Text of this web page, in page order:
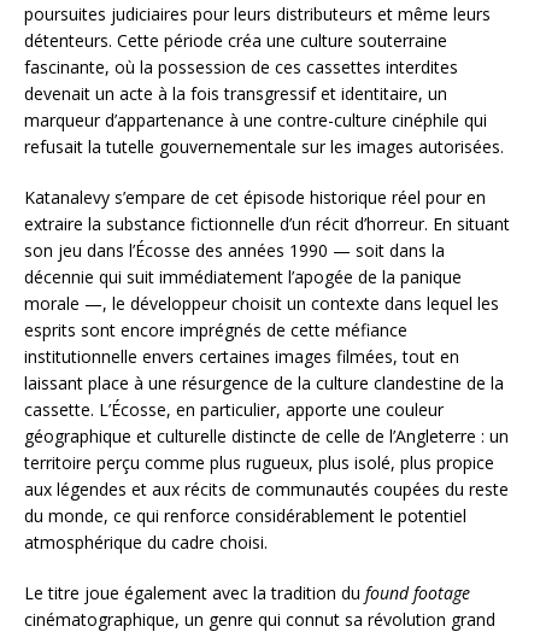
poursuites judiciaires pour leurs distributeurs et même leurs
détenteurs. Cette période créa une culture souterraine
fascinante, où la possession de ces cassettes interdites
devenait un acte à la fois transgressif et identitaire, un
marqueur d’appartenance à une contre-culture cinéphile qui
refusait la tutelle gouvernementale sur les images autorisées.
Katanalevy s’empare de cet épisode historique réel pour en
extraire la substance fictionnelle d’un récit d’horreur. En situant
son jeu dans l’Écosse des années 1990 — soit dans la
décennie qui suit immédiatement l’apogée de la panique
morale —, le développeur choisit un contexte dans lequel les
esprits sont encore imprégnés de cette méfiance
institutionnelle envers certaines images filmées, tout en
laissant place à une résurgence de la culture clandestine de la
cassette. L’Écosse, en particulier, apporte une couleur
géographique et culturelle distincte de celle de l’Angleterre : un
territoire perçu comme plus rugueux, plus isolé, plus propice
aux légendes et aux récits de communautés coupées du reste
du monde, ce qui renforce considérablement le potentiel
atmosphérique du cadre choisi.
Le titre joue également avec la tradition du found footage
cinématographique, un genre qui connut sa révolution grand